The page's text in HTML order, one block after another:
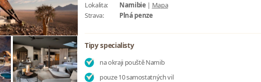
Lokalita:
Namibie | Mapa
Strava:
Plná penze
Tipy specialisty
na okraji pouště Namib
pouze 10 samostatných vil